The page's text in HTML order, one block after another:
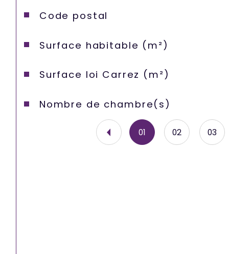
Caractéristiques Valeurs
Code postal
Surface habitable (m²)
Surface loi Carrez (m²)
Nombre de chambre(s)
01 02 03